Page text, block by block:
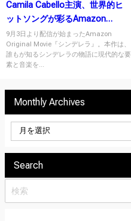
Camila Cabello主演、世界的ヒ
ットソングが彩るAmazon
Original Movie『シンデレラ』と
は？
9月3日より配信が始まったAmazon
Original Movie『シンデレラ』。本作は、
誰もが知るシンデレラの物語に現代的な要
素と音楽を...
Monthly Archives
Search